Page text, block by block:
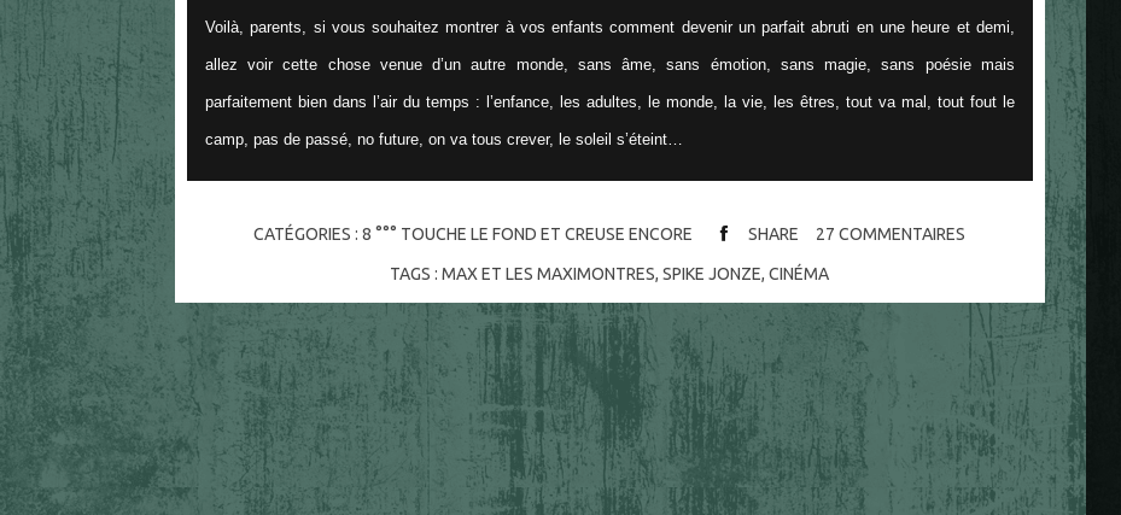
Voilà, parents, si vous souhaitez montrer à vos enfants comment devenir un parfait abruti en une heure et demi,
allez voir cette chose venue d’un autre monde, sans âme, sans émotion, sans magie, sans poésie mais
parfaitement bien dans l’air du temps : l’enfance, les adultes, le monde, la vie, les êtres, tout va mal, tout fout le
camp, pas de passé, no future, on va tous crever, le soleil s’éteint…
CATÉGORIES :8 °°° TOUCHE LE FOND ET CREUSE ENCORE SHARE 27 COMMENTAIRES
TAGS :MAX ET LES MAXIMONTRES,SPIKE JONZE,CINÉMA